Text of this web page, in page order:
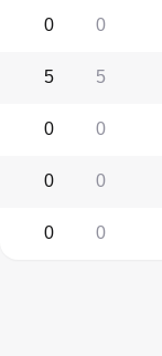
0
0
5
5
0
0
0
0
0
0